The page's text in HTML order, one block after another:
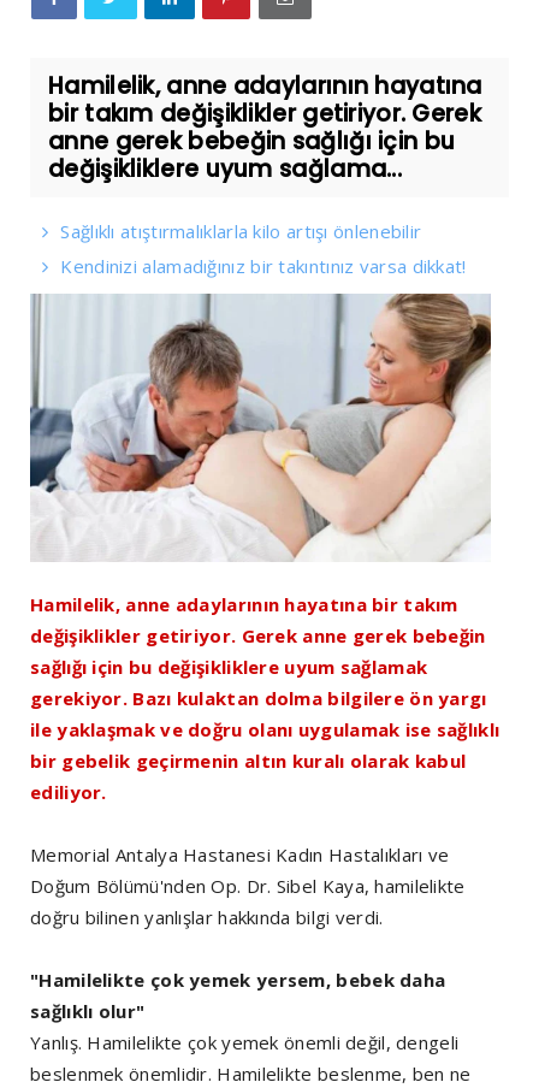
Hamilelik, anne adaylarının hayatına
bir takım değişiklikler getiriyor. Gerek
anne gerek bebeğin sağlığı için bu
değişikliklere uyum sağlama...
Sağlıklı atıştırmalıklarla kilo artışı önlenebilir
Kendinizi alamadığınız bir takıntınız varsa dikkat!
Hamilelik, anne adaylarının hayatına bir takım
değişiklikler getiriyor. Gerek anne gerek bebeğin
sağlığı için bu değişikliklere uyum sağlamak
gerekiyor. Bazı kulaktan dolma bilgilere ön yargı
ile yaklaşmak ve doğru olanı uygulamak ise sağlıklı
bir gebelik geçirmenin altın kuralı olarak kabul
ediliyor.
Memorial Antalya Hastanesi Kadın Hastalıkları ve
Doğum Bölümü'nden Op. Dr. Sibel Kaya, hamilelikte
doğru bilinen yanlışlar hakkında bilgi verdi.
"Hamilelikte çok yemek yersem, bebek daha
sağlıklı olur"
Yanlış. Hamilelikte çok yemek önemli değil, dengeli
beslenmek önemlidir. Hamilelikte beslenme, ben ne